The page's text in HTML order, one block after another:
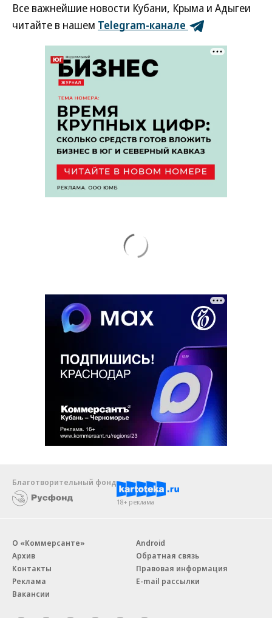
Все важнейшие новости Кубани, Крыма и Адыгеи
читайте в нашем Telegram-канале
Благотворительный фонд
18+ реклама
О «Коммерсанте»
Архив
Контакты
Реклама
Вакансии
Android
Обратная связь
Правовая информация
E-mail рассылки